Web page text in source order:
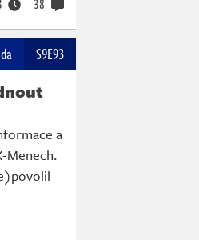
S9E93
a
Menech.